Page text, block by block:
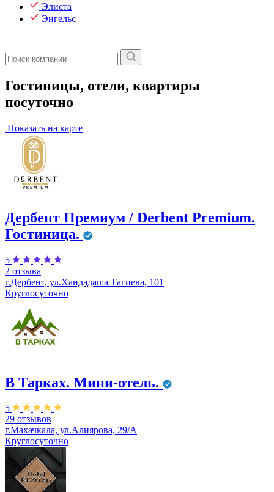
Элиста
Энгельс
Гостиницы, отели, квартиры
посуточно
Показать на карте
Дербент Премиум / Derbent Premium.
Гостиница.
5
2 отзыва
г.Дербент, ул.​Хандадаша Тагиева, 101
Круглосуточно
В Тарках. Мини-отель.
5
29 отзывов
г.Махачкала, ул.Алиярова, 29/А
Круглосуточно